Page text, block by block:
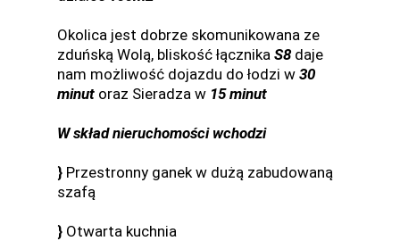
Okolica jest dobrze skomunikowana ze
zduńską Wolą, bliskość łącznika S8 daje
nam możliwość dojazdu do łodzi w 30
minut oraz Sieradza w 15 minut
W skład nieruchomości wchodzi
} Przestronny ganek w dużą zabudowaną
szafą
} Otwarta kuchnia